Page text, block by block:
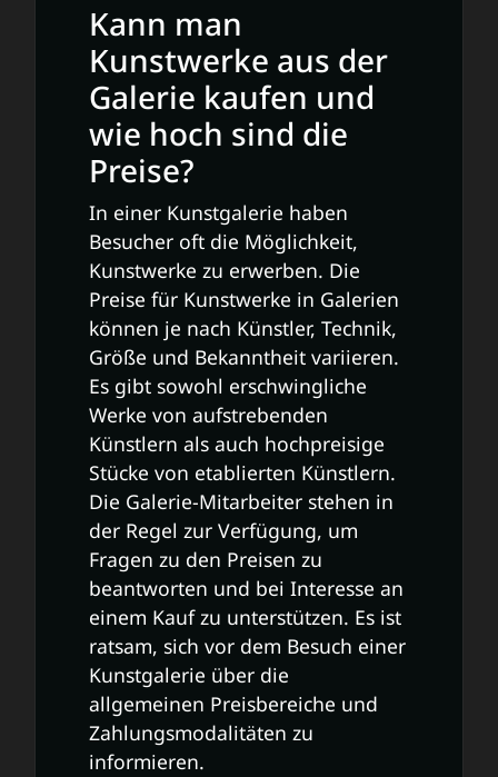
Kann man
Kunstwerke aus der
Galerie kaufen und
wie hoch sind die
Preise?
In einer Kunstgalerie haben
Besucher oft die Möglichkeit,
Kunstwerke zu erwerben. Die
Preise für Kunstwerke in Galerien
können je nach Künstler, Technik,
Größe und Bekanntheit variieren.
Es gibt sowohl erschwingliche
Werke von aufstrebenden
Künstlern als auch hochpreisige
Stücke von etablierten Künstlern.
Die Galerie-Mitarbeiter stehen in
der Regel zur Verfügung, um
Fragen zu den Preisen zu
beantworten und bei Interesse an
einem Kauf zu unterstützen. Es ist
ratsam, sich vor dem Besuch einer
Kunstgalerie über die
allgemeinen Preisbereiche und
Zahlungsmodalitäten zu
informieren.